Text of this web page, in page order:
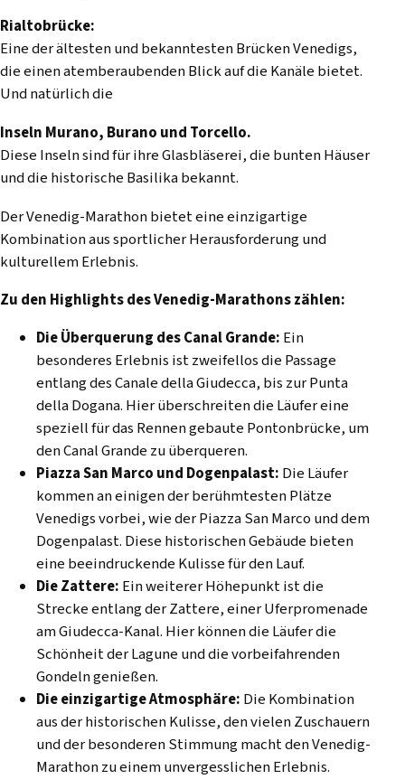
Rialtobrücke:
Eine der ältesten und bekanntesten Brücken Venedigs,
die einen atemberaubenden Blick auf die Kanäle bietet.
Und natürlich die
Inseln Murano, Burano und Torcello.
Diese Inseln sind für ihre Glasbläserei, die bunten Häuser
und die historische Basilika bekannt.
Der Venedig-Marathon bietet eine einzigartige
Kombination aus sportlicher Herausforderung und
kulturellem Erlebnis.
Zu den Highlights des Venedig-Marathons zählen:
Die Überquerung des Canal Grande: Ein
besonderes Erlebnis ist zweifellos die Passage
entlang des Canale della Giudecca, bis zur Punta
della Dogana. Hier überschreiten die Läufer eine
speziell für das Rennen gebaute Pontonbrücke, um
den Canal Grande zu überqueren.
Piazza San Marco und Dogenpalast: Die Läufer
kommen an einigen der berühmtesten Plätze
Venedigs vorbei, wie der Piazza San Marco und dem
Dogenpalast. Diese historischen Gebäude bieten
eine beeindruckende Kulisse für den Lauf.
Die Zattere: Ein weiterer Höhepunkt ist die
Strecke entlang der Zattere, einer Uferpromenade
am Giudecca-Kanal. Hier können die Läufer die
Schönheit der Lagune und die vorbeifahrenden
Gondeln genießen.
Die einzigartige Atmosphäre: Die Kombination
aus der historischen Kulisse, den vielen Zuschauern
und der besonderen Stimmung macht den Venedig-
Marathon zu einem unvergesslichen Erlebnis.